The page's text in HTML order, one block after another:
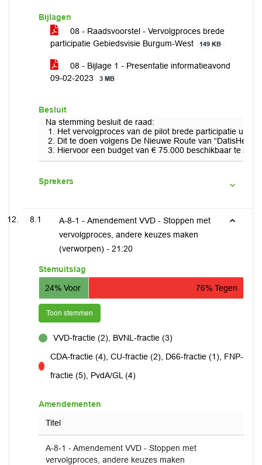
Bijlagen
08 - Raadsvoorstel - Vervolgproces brede
participatie Gebiedsvisie Burgum-West
149 KB
08 - Bijlage 1 - Presentatie informatieavond
09-02-2023
3 MB
Besluit
Na stemming besluit de raad:
Het vervolgproces van de pilot brede participatie uit
Dit te doen volgens De Nieuwe Route van
Hiervoor een budget van € 75.000 beschikbaar te
Sprekers
8.1
A-8-1 - Amendement VVD - Stoppen met
vervolgproces, andere keuzes maken
(verworpen) - 21:20
Stemuitslag
24% Voor
76% Tegen
Toon stemmen
VVD-fractie (2), BVNL-fractie (3)
tegen
CDA-fractie (4), CU-fractie (2), D66-fractie (1), FNP-
fractie (5), PvdA/GL (4)
Amendementen
Titel
A-8-1 - Amendement VVD - Stoppen met
vervolgproces, andere keuzes maken